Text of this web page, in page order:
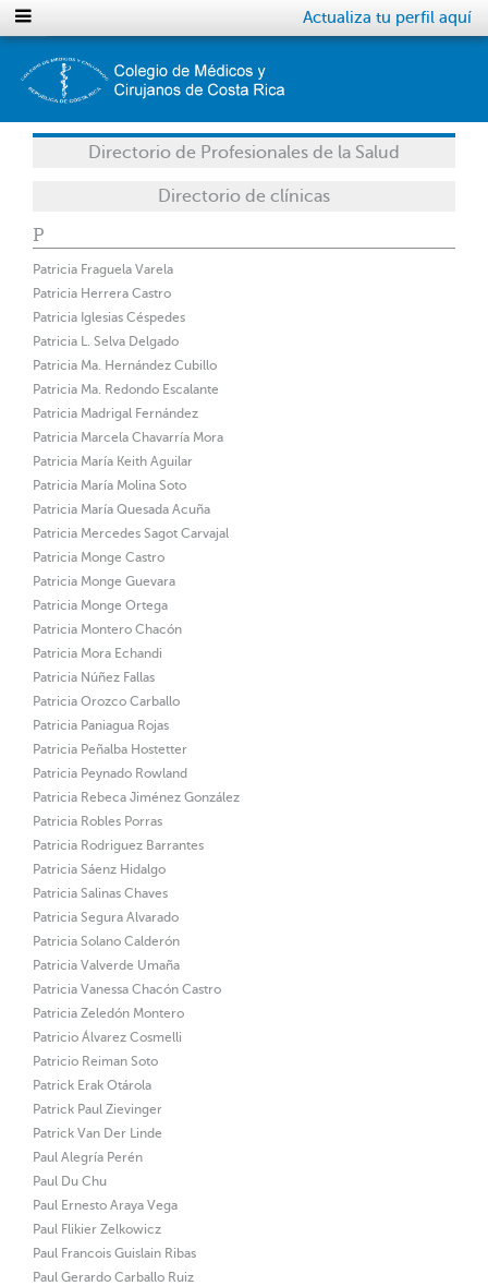
Actualiza tu perfil aquí
Directorio de Profesionales de la Salud
Directorio de clínicas
P
Patricia Fraguela Varela
Patricia Herrera Castro
Patricia Iglesias Céspedes
Patricia L. Selva Delgado
Patricia Ma. Hernández Cubillo
Patricia Ma. Redondo Escalante
Patricia Madrigal Fernández
Patricia Marcela Chavarría Mora
Patricia María Keith Aguilar
Patricia María Molina Soto
Patricia María Quesada Acuña
Patricia Mercedes Sagot Carvajal
Patricia Monge Castro
Patricia Monge Guevara
Patricia Monge Ortega
Patricia Montero Chacón
Patricia Mora Echandi
Patricia Núñez Fallas
Patricia Orozco Carballo
Patricia Paniagua Rojas
Patricia Peñalba Hostetter
Patricia Peynado Rowland
Patricia Rebeca Jiménez González
Patricia Robles Porras
Patricia Rodriguez Barrantes
Patricia Sáenz Hidalgo
Patricia Salinas Chaves
Patricia Segura Alvarado
Patricia Solano Calderón
Patricia Valverde Umaña
Patricia Vanessa Chacón Castro
Patricia Zeledón Montero
Patricio Álvarez Cosmelli
Patricio Reiman Soto
Patrick Erak Otárola
Patrick Paul Zievinger
Patrick Van Der Linde
Paul Alegría Perén
Paul Du Chu
Paul Ernesto Araya Vega
Paul Flikier Zelkowicz
Paul Francois Guislain Ribas
Paul Gerardo Carballo Ruiz